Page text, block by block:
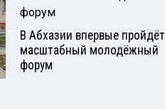
В Абхазии впервые пройдёт
масштабный молодёжный
форум